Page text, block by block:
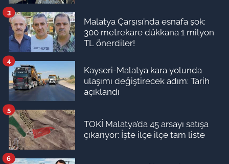
Malatya Çarşısı’nda esnafa şok:
300 metrekare dükkana 1 milyon
TL önerdiler!
3
Kayseri-Malatya kara yolunda
ulaşımı değiştirecek adım: Tarih
açıklandı
4
TOKİ Malatya’da 45 arsayı satışa
çıkarıyor: İşte ilçe ilçe tam liste
5
6